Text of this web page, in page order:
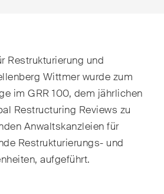
Restrukturierung und
Wittmer wurde zum
im GRR 100, dem jährlichen
Restructuring Reviews zu
Anwaltskanzleien für
Restrukturierungs- und
aufgeführt.